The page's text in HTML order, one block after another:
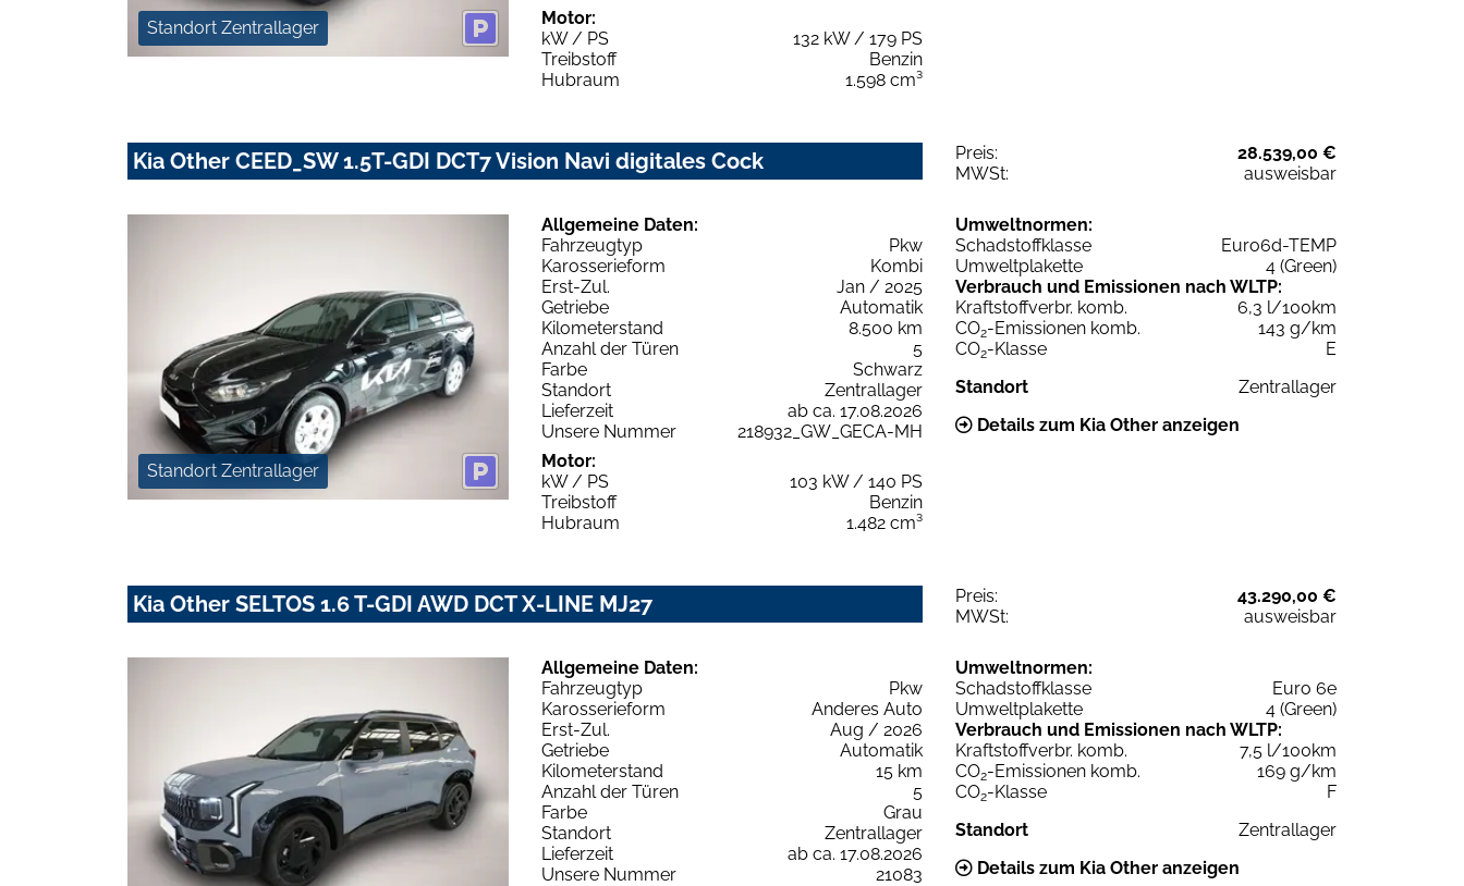
Standort Zentrallager
Motor:
kW / PS
132 kW / 179 PS
Treibstoff
Benzin
Hubraum
1.598 cm³
Kia Other CEED_SW 1.5T-GDI DCT7 Vision Navi digitales Cock Preis:
28.539,00 €
MWSt:
ausweisbar
Standort Zentrallager
Allgemeine Daten:
Fahrzeugtyp
Pkw
Karosserieform
Kombi
Erst-Zul.
Jan / 2025
Getriebe
Automatik
Kilometerstand
8.500 km
Anzahl der Türen
5
Farbe
Schwarz
Standort
Zentrallager
Lieferzeit
ab ca. 17.08.2026
Unsere Nummer
218932_GW_GECA-MH
Motor:
kW / PS
103 kW / 140 PS
Treibstoff
Benzin
Hubraum
1.482 cm³
Umweltnormen:
Schadstoffklasse
Euro6d-TEMP
Umweltplakette
4 (Green)
Verbrauch und Emissionen nach WLTP:
Kraftstoffverbr. komb.
6,3 l/100km
CO2-Emissionen komb.
143 g/km
CO2-Klasse
E
Standort
Zentrallager
Details zum Kia Other anzeigen
Kia Other SELTOS 1.6 T-GDI AWD DCT X-LINE MJ27 Preis:
43.290,00 €
MWSt:
ausweisbar
Allgemeine Daten:
Fahrzeugtyp
Pkw
Karosserieform
Anderes Auto
Erst-Zul.
Aug / 2026
Getriebe
Automatik
Kilometerstand
15 km
Anzahl der Türen
5
Farbe
Grau
Standort
Zentrallager
Lieferzeit
ab ca. 17.08.2026
Unsere Nummer
21083
Umweltnormen:
Schadstoffklasse
Euro 6e
Umweltplakette
4 (Green)
Verbrauch und Emissionen nach WLTP:
Kraftstoffverbr. komb.
7,5 l/100km
CO2-Emissionen komb.
169 g/km
CO2-Klasse
F
Standort
Zentrallager
Details zum Kia Other anzeigen